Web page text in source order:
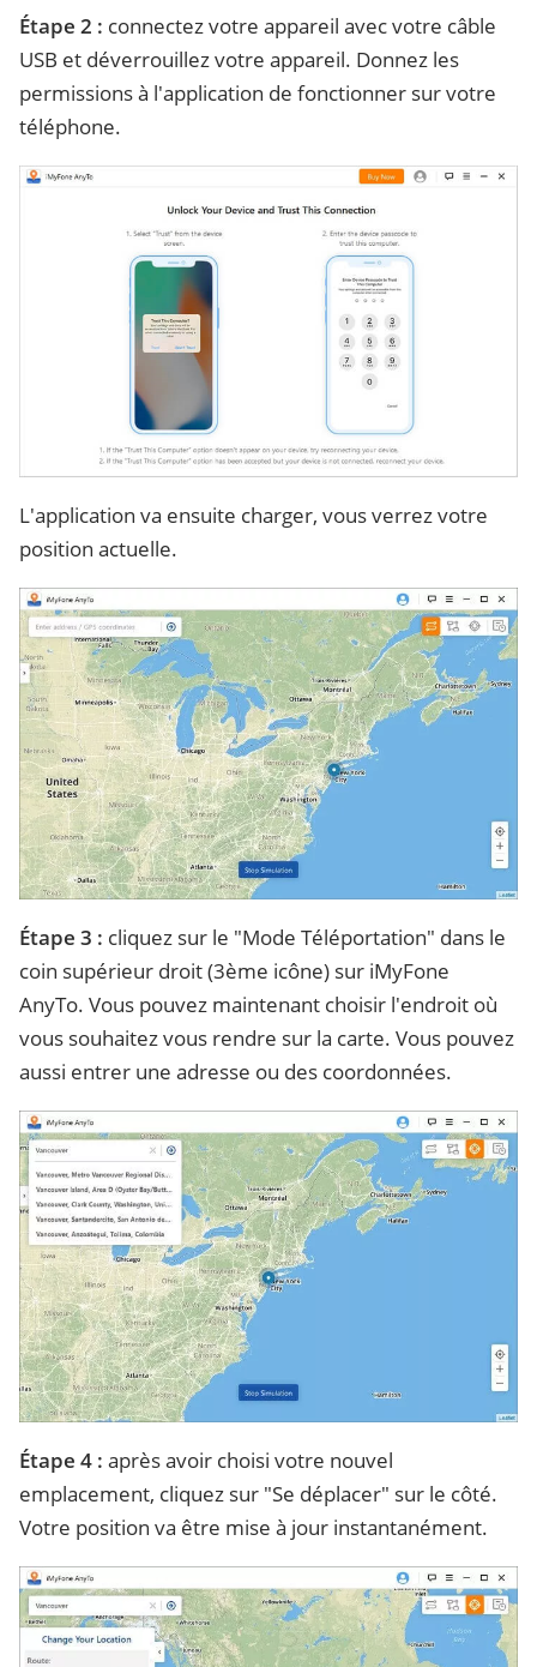
Étape 2 : connectez votre appareil avec votre câble
USB et déverrouillez votre appareil. Donnez les
permissions à l'application de fonctionner sur votre
téléphone.
L'application va ensuite charger, vous verrez votre
position actuelle.
Étape 3 : cliquez sur le "Mode Téléportation" dans le
coin supérieur droit (3ème icône) sur iMyFone
AnyTo. Vous pouvez maintenant choisir l'endroit où
vous souhaitez vous rendre sur la carte. Vous pouvez
aussi entrer une adresse ou des coordonnées.
Étape 4 : après avoir choisi votre nouvel
emplacement, cliquez sur "Se déplacer" sur le côté.
Votre position va être mise à jour instantanément.